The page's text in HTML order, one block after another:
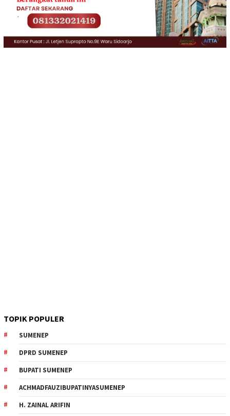
TOPIK POPULER
SUMENEP
DPRD SUMENEP
BUPATI SUMENEP
ACHMADFAUZIBUPATINYASUMENEP
H. ZAINAL ARIFIN